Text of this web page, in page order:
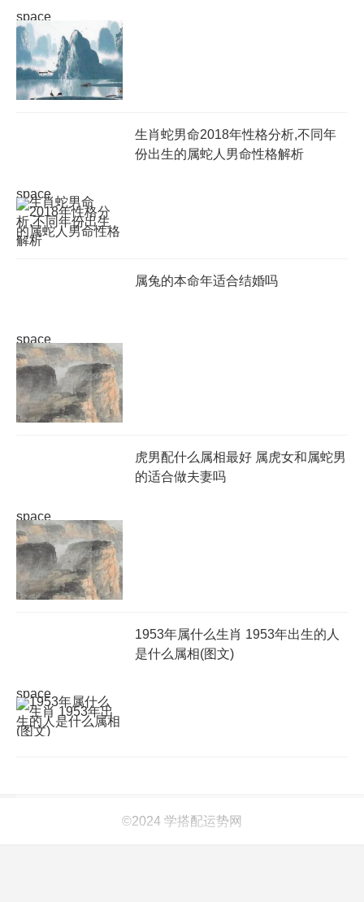
space
space
生肖蛇男命2018年性格分析,不同年
份出生的属蛇人男命性格解析
space
属兔的本命年适合结婚吗
space
虎男配什么属相最好 属虎女和属蛇男
的适合做夫妻吗
space
1953年属什么生肖 1953年出生的人
是什么属相(图文)
©2024 学搭配运势网